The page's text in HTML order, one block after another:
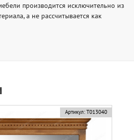
производится исключительно из
а не рассчитывается как
Артикул: Т013040